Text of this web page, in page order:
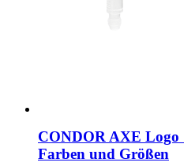
CONDOR AXE Logo
Farben und Größen